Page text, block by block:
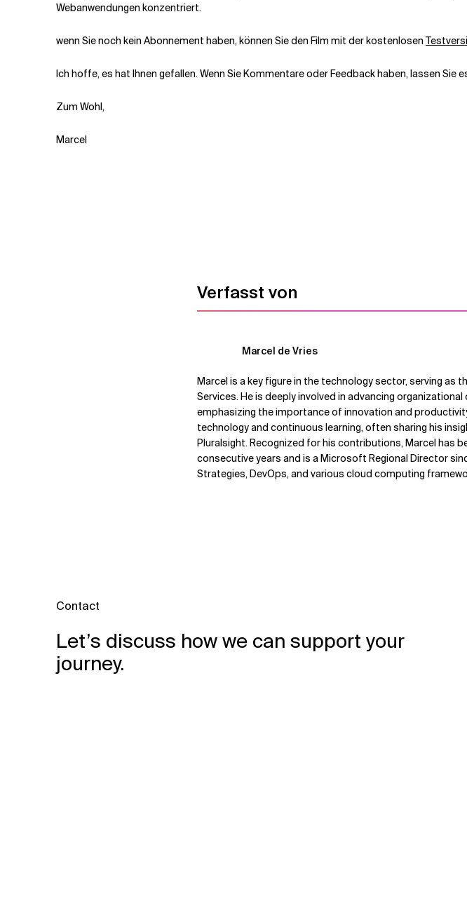
Webanwendungen konzentriert.
wenn Sie noch kein Abonnement haben, können Sie den Film mit der kostenlosen
Ich hoffe, es hat Ihnen gefallen. Wenn Sie Kommentare oder Feedback haben, lassen Sie
Zum Wohl,
Marcel
Verfasst von
Marcel de Vries
Marcel is a key figure in the technology sector, serving as
Services. He is deeply involved in advancing
emphasizing the importance of innovation and
technology and continuous learning, often sharing his
Pluralsight. Recognized for his contributions, Marcel has
consecutive years and is a Microsoft Regional Director
Strategies, DevOps, and various cloud computing
Contact
Let’s discuss how we can support your
journey.